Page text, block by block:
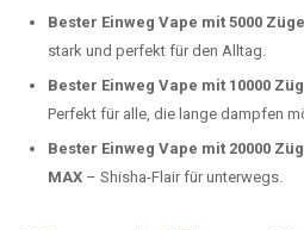
Bester Einweg Vape mit 5000
stark und perfekt für den Alltag.
Bester Einweg Vape mit 10000
Perfekt für alle, die lange dampfen
Bester Einweg Vape mit 20000
MAX – Shisha-Flair für unterwegs.